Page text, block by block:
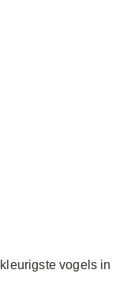
vogels in